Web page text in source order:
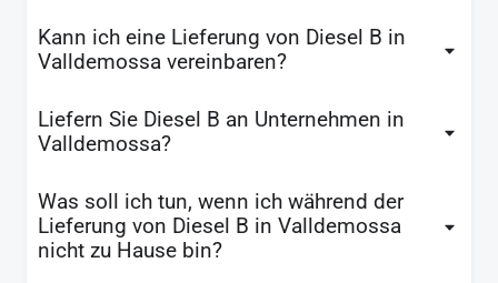
Kann ich eine Lieferung von Diesel B in
Valldemossa vereinbaren?
Liefern Sie Diesel B an Unternehmen in
Valldemossa?
Was soll ich tun, wenn ich während der
Lieferung von Diesel B in Valldemossa
nicht zu Hause bin?